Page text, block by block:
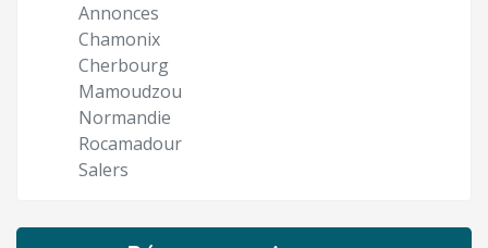
Annonces
Chamonix
Cherbourg
Mamoudzou
Normandie
Rocamadour
Salers